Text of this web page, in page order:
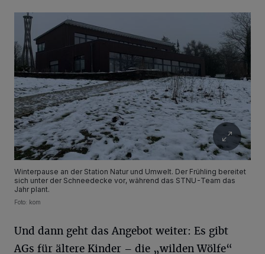
Winterpause an der Station Natur und Umwelt. Der Frühling bereitet
sich unter der Schneedecke vor, während das STNU-Team das
Jahr plant.
Foto: kom
Und dann geht das Angebot weiter: Es gibt
AGs für ältere Kinder – die „wilden Wölfe“